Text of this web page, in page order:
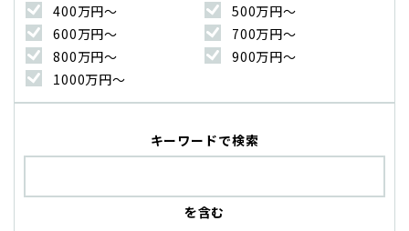
400万円〜
500万円〜
600万円〜
700万円〜
800万円〜
900万円〜
1000万円〜
キーワードで検索
を含む